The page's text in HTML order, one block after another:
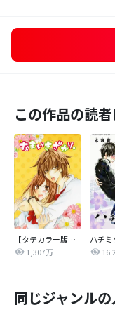
この作品の読
【タテカラー版】なまいきざかり。
1,307万
同じジャンル